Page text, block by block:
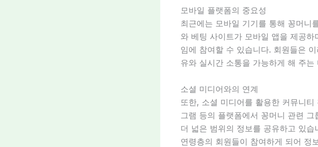
모바일 플랫폼의 중요성
최근에는 모바일 기기를 통해 꽁머니
와 베팅 사이트가 모바일 앱을 제공
임에 참여할 수 있습니다. 회원들은
유와 실시간 소통을 가능하게 해 주
소셜 미디어와의 연계
또한, 소셜 미디어를 활용한 커뮤니
그램 등의 플랫폼에서 꽁머니 관련
더 넓은 범위의 정보를 공유하고 있
연령층의 회원들이 참여하게 되어 정